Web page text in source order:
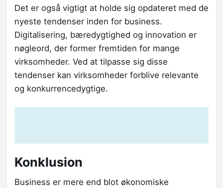
Det er også vigtigt at holde sig opdateret med de
nyeste tendenser inden for business.
Digitalisering, bæredygtighed og innovation er
nøgleord, der former fremtiden for mange
virksomheder. Ved at tilpasse sig disse
tendenser kan virksomheder forblive relevante
og konkurrencedygtige.
Konklusion
Business er mere end blot økonomiske